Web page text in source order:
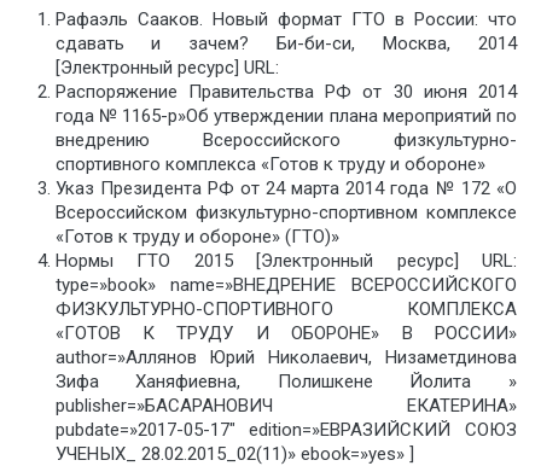
Рафаэль Сааков. Новый формат ГТО в России: что
сдавать и зачем? Би-би-си, Москва, 2014
[Электронный ресурс] URL:
Распоряжение Правительства РФ от 30 июня 2014
года № 1165-р»Об утверждении плана мероприятий по
внедрению Всероссийского физкультурно-
спортивного комплекса «Готов к труду и обороне»
Указ Президента РФ от 24 марта 2014 года № 172 «О
Всероссийском физкультурно-спортивном комплексе
«Готов к труду и обороне» (ГТО)»
Нормы ГТО 2015 [Электронный ресурс] URL:
type=»book» name=»ВНЕДРЕНИЕ ВСЕРОССИЙСКОГО
ФИЗКУЛЬТУРНО-СПОРТИВНОГО КОМПЛЕКСА
«ГОТОВ К ТРУДУ И ОБОРОНЕ» В РОССИИ»
author=»Аллянов Юрий Николаевич, Низаметдинова
Зифа Ханяфиевна, Полишкене Йолита »
publisher=»БАСАРАНОВИЧ ЕКАТЕРИНА»
pubdate=»2017-05-17″ edition=»ЕВРАЗИЙСКИЙ СОЮЗ
УЧЕНЫХ_ 28.02.2015_02(11)» ebook=»yes» ]